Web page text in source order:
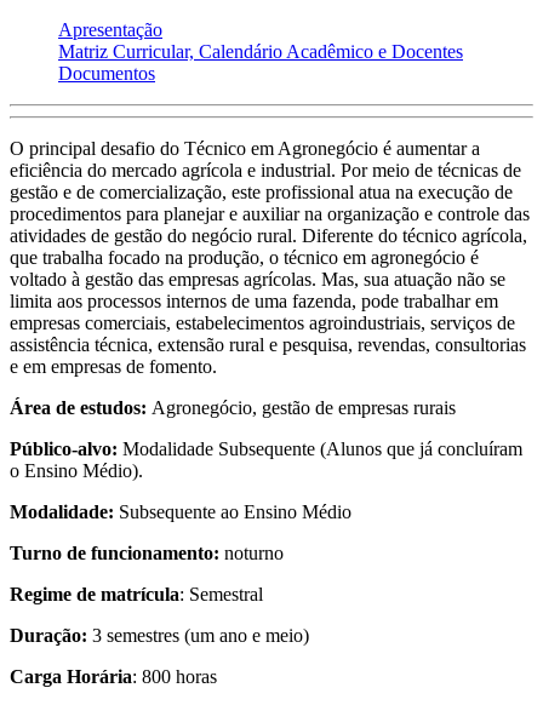
Apresentação
Matriz Curricular, Calendário Acadêmico e Docentes
Documentos
O principal desafio do Técnico em Agronegócio é aumentar a
eficiência do mercado agrícola e industrial. Por meio de técnicas de
gestão e de comercialização, este profissional atua na execução de
procedimentos para planejar e auxiliar na organização e controle das
atividades de gestão do negócio rural. Diferente do técnico agrícola,
que trabalha focado na produção, o técnico em agronegócio é
voltado à gestão das empresas agrícolas. Mas, sua atuação não se
limita aos processos internos de uma fazenda, pode trabalhar em
empresas comerciais, estabelecimentos agroindustriais, serviços de
assistência técnica, extensão rural e pesquisa, revendas, consultorias
e em empresas de fomento.
Área de estudos: Agronegócio, gestão de empresas rurais
Público-alvo: Modalidade Subsequente (Alunos que já concluíram
o Ensino Médio).
Modalidade: Subsequente ao Ensino Médio
Turno de funcionamento: noturno
Regime de matrícula: Semestral
Duração: 3 semestres (um ano e meio)
Carga Horária: 800 horas